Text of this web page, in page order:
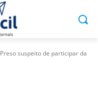
Preso suspeito de participar da